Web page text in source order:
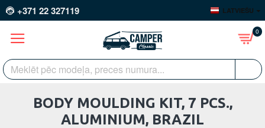
+371 22 327119 LATVIEŠU
0
BODY MOULDING KIT, 7 PCS.,
ALUMINIUM, BRAZIL